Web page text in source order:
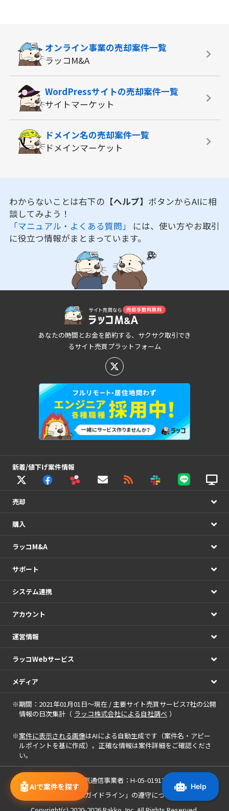
🤖AIで案件を探す
オンライン事業の売却案件一覧
ラッコM&A
WordPressサイトの売却案件一覧
サイトマーケット
ドメイン名の売却案件一覧
ドメインマーケット
わからないことは右下の 【ヘルプ】 ボタンからAIに相
談してみよう！
「マニュアル・よくある質問」 には、使い方やお取引
に役立つ情報がまとまっています。
あなたの時間とお金を節約する、サクサク取引でき
るサイト売買プラットフォーム
新着/値下げ案件情報
売却
購入
ラッコM&A
サポート
システム連携
アカウント
運営情報
ラッコWebサービス
メディア
※期間：2021年01月01日～現在 / 主要サイト売買サービス7社の公開
情報の日次集計（ ラッコ株式会社による自社調べ ）
※案件に表示される画像はAIによる自動生成です（案件名・アピー
ルポイントを基に作成）。正確な情報は案件詳細をご確認くださ
い。
届出電気通信事業者：H-05-01917
「中小M&Aガイドライン」の遵守について